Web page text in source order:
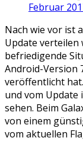
Februar
Nach wie vor ist
Update verteilen
befriedigende
Android-Version
veröffentlicht
und vom Update
sehen. Beim
von einem
vom aktuellen